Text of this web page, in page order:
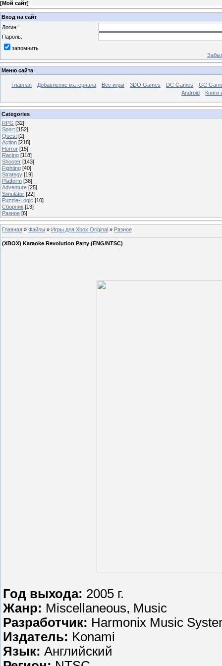
[Мой сайт]
Вход на сайт
Логин:
Пароль:
запомнить
Меню сайта
Главная Добавление материала Все игры 3DO Games DC Games
GC
Android
Книги
Categories
RPG [32]
Sport [152]
Quest [2]
Action [218]
Horror [15]
Racing [118]
Shooter [143]
Fighting [40]
Strategy [19]
Platform [38]
Adventure [25]
Simulator [22]
Puzzle-Logic [10]
Сборник [13]
Разное [6]
Главная » Файлы » Игры для Xbox Original » Разное
(XBOX) Karaoke Revolution Party (ENG/NTSC)
Год выхода: 2005 г.
Жанр: Miscellaneous, Music
Разработчик: Harmonix Music
Издатель: Konami
Язык: Английский